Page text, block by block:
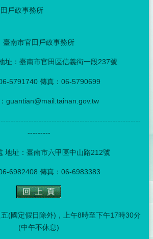
戶政事務所
臺南市官田戶政事務所
址：臺南市官田區信義街一段237號
5791740 傳真：06-5790699
guantian@mail.tainan.gov.tw
---------
地址：臺南市六甲區中山路212號
6982408 傳真：06-6983383
(國定假日除外)，上午8時至下午17時30分
(中午不休息)